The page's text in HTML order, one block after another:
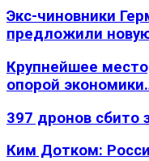
Экс-чиновники
предложили
Крупнейшее
опорой
397 дронов сбито
Ким Дотком: